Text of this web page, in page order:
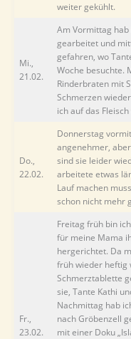
weiter gekühlt.
Mi.,
21.02.
Am Vormittag
gearbeitet und
gefahren, wo
Woche besuchte.
Rinderbraten mit
Schmerzen
ich auf das
Do.,
22.02.
Donnerstag
angenehmer,
sind sie leider
arbeitete etwas
Lauf machen
schon nicht mehr
Fr.,
23.02.
Freitag früh bin
für meine Mama
hergerichtet. Da
früh wieder heftig
Schmerztablette
sie, Tante Kathi
Nachmittag hab
nach Gröbenzell
mit einer Doku